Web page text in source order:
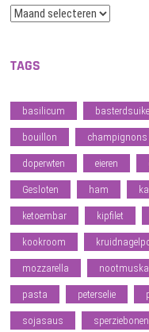
Archief
TAGS
basilicum
bouillon champignons
doperwten eieren
Gesloten ham
ketoembar kipfilet
kookroom
mozzarella
pasta peterselie
sojasaus sperziebonen